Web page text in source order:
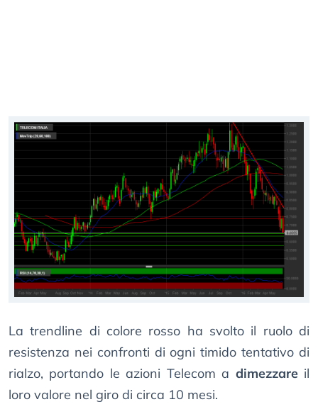
La trendline di colore rosso ha svolto il ruolo di
resistenza nei confronti di ogni timido tentativo di
rialzo, portando le azioni Telecom a dimezzare il
loro valore nel giro di circa 10 mesi.